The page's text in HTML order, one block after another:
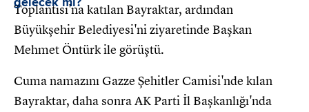
Toplantısı'na katılan Bayraktar, ardından
Büyükşehir Belediyesi'ni ziyaretinde Başkan
Mehmet Öntürk ile görüştü.
Cuma namazını Gazze Şehitler Camisi'nde kılan
Bayraktar, daha sonra AK Parti İl Başkanlığı'nda